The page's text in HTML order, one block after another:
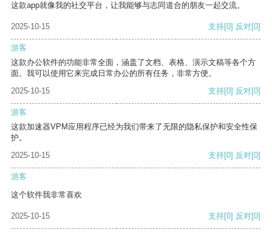
这款app就像我的社交平台，让我能够与志同道合的朋友一起交流。
2025-10-15 支持[0] 反对[0]
游客
这款办公软件的功能非常全面，涵盖了文档、表格、演示文稿等各个方
面。我可以使用它来完成日常办公的所有任务，非常方便。
2025-10-15
支持[0] 反对[0]
游客
这款加速器VPM应用程序已经为我们带来了无限的隐私保护和安全性保
护。
2025-10-15
支持[0] 反对[0]
游客
这个软件我非常喜欢
2025-10-15 支持[0] 反对[0]